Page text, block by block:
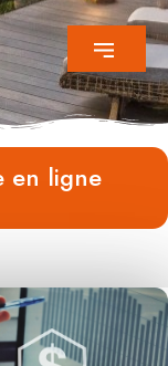
en ligne